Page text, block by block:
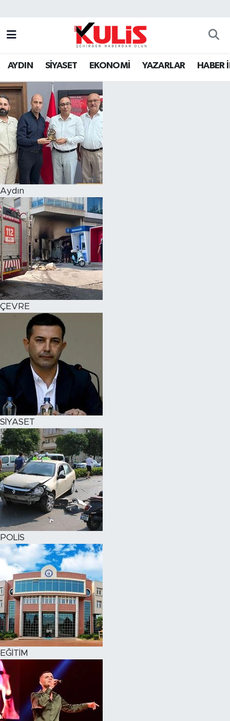
AYDIN SİYASET EKONOMİ YAZARLAR HABER
Aydın
ÇEVRE
SİYASET
POLİS
EĞİTİM